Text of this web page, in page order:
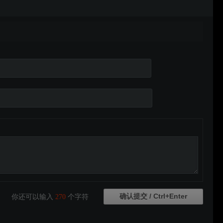
你还可以输入 270 个字符